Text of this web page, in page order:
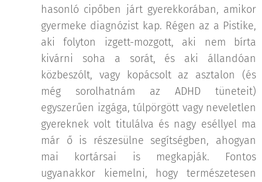
hasonló cipőben járt gyerekkorában, amikor
gyermeke diagnózist kap. Régen az a Pistike,
aki folyton izgett-mozgott, aki nem bírta
kivárni soha a sorát, és aki állandóan
közbeszólt, vagy kopácsolt az asztalon (és
még sorolhatnám az ADHD tüneteit)
egyszerűen izgága, túlpörgött vagy neveletlen
gyereknek volt titulálva és nagy eséllyel ma
már ő is részesülne segítségben, ahogyan
mai kortársai is megkapják. Fontos
ugyanakkor kiemelni, hogy természetesen